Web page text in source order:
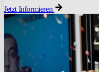
Jetzt Informieren